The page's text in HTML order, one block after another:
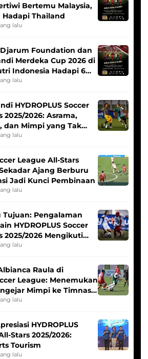
Bertemu Malaysia,
Thailand
lalu
Foundation dan
Merdeka Cup 2026 di
Indonesia Hadapi 6
lalu
HYDROPLUS Soccer
2025/2026: Asrama,
dan Mimpi yang Tak
lalu
League All-Stars
Ajang Berburu
Jadi Kunci Pembinaan
lalu
Tujuan: Pengalaman
HYDROPLUS Soccer
2025/2026 Mengikuti
Putri
lalu
Raula di
League: Menemukan
Mimpi ke Timnas
lalu
HYDROPLUS
Stars 2025/2026:
Tourism
lalu